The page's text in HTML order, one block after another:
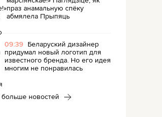
праз анамальную спёку
абмялела Прыпяць
09:39 Беларуский дизайнер
придумал новый логотип для
известного бренда. Но его идея
многим не понравилась
больше новостей